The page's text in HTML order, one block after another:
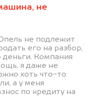
не
не подлежит
его на разбор,
деньги. Компания
я даже не
хоть что-то
а у меня
по кредиту на